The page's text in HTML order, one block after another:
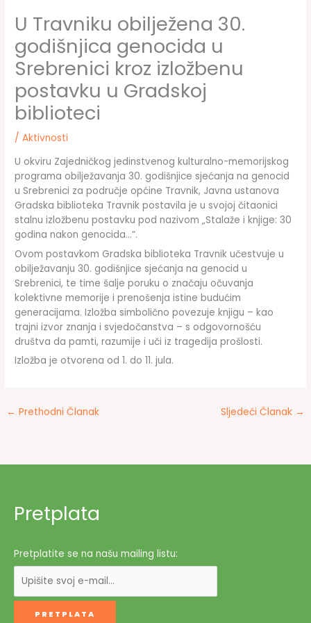
U Travniku obilježena 30.
godišnjica genocida u
Srebrenici kroz izložbenu
postavku u Gradskoj
biblioteci
/Aktivnosti
U okviru Zajedničkog jedinstvenog kulturalno-memorijskog
programa obilježavanja 30. godišnjice sjećanja na genocid
u Srebrenici za područje općine Travnik, Javna ustanova
Gradska biblioteka Travnik postavila je u svojoj čitaonici
stalnu izložbenu postavku pod nazivom „Stalaže i knjige: 30
godina nakon genocida…“.
Ovom postavkom Gradska biblioteka Travnik učestvuje u
obilježavanju 30. godišnjice sjećanja na genocid u
Srebrenici, te time šalje poruku o značaju očuvanja
kolektivne memorije i prenošenja istine budućim
generacijama. Izložba simbolično povezuje knjigu – kao
trajni izvor znanja i svjedočanstva – s odgovornošću
društva da pamti, razumije i uči iz tragedija prošlosti.
Izložba je otvorena od 1. do 11. jula.
← Prethodni Članak Sljedeći Članak →
Pretplata
Pretplatite se na našu mailing listu: